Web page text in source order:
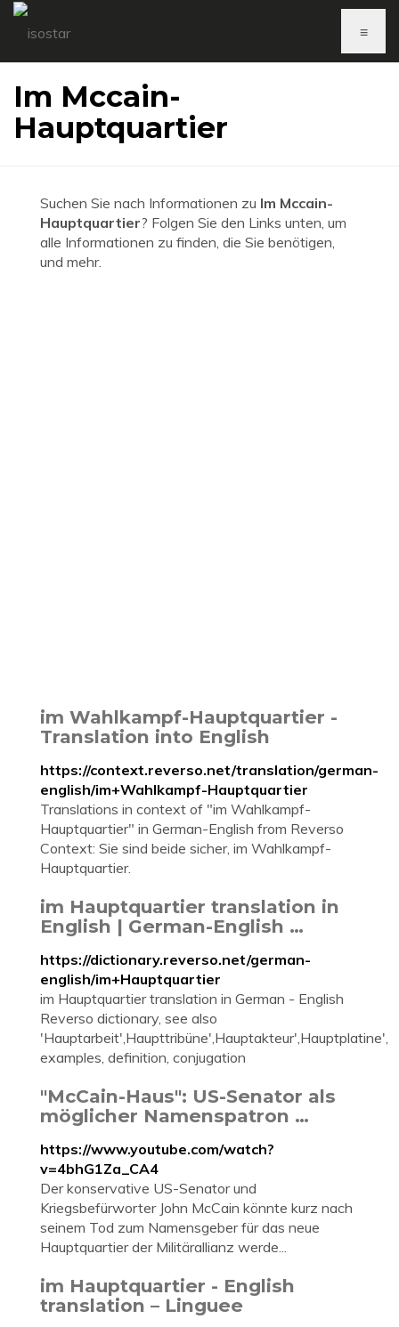
≡
Im Mccain-
Hauptquartier
Suchen Sie nach Informationen zu Im Mccain-
Hauptquartier? Folgen Sie den Links unten, um
alle Informationen zu finden, die Sie benötigen,
und mehr.
im Wahlkampf-Hauptquartier -
Translation into English
https://context.reverso.net/translation/german-
english/im+Wahlkampf-Hauptquartier
Translations in context of "im Wahlkampf-
Hauptquartier" in German-English from Reverso
Context: Sie sind beide sicher, im Wahlkampf-
Hauptquartier.
im Hauptquartier translation in
English | German-English …
https://dictionary.reverso.net/german-
english/im+Hauptquartier
im Hauptquartier translation in German - English
Reverso dictionary, see also
'Hauptarbeit',Haupttribüne',Hauptakteur',Hauptplatine',
examples, definition, conjugation
"McCain-Haus": US-Senator als
möglicher Namenspatron …
https://www.youtube.com/watch?
v=4bhG1Za_CA4
Der konservative US-Senator und
Kriegsbefürworter John McCain könnte kurz nach
seinem Tod zum Namensgeber für das neue
Hauptquartier der Militärallianz werde...
im Hauptquartier - English
translation – Linguee